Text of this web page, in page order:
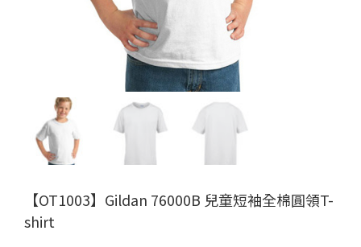
【OT1003】Gildan 76000B 兒童短袖全棉圓領T-
shirt